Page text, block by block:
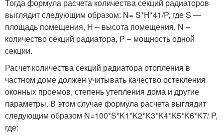
Тогда формула расчета количества секций радиаторов
выглядит следующим образом: N= S*H*41/P, где S —
площадь помещения, H – высота помещения, N –
количество секций радиатора, P – мощность одной
секции.
Расчет количества секций радиатора отопления в
частном доме должен учитывать качество остекления
оконных проемов, степень утепления дома и другие
параметры. В этом случае формула расчета выглядит
следующим образом N=100*S*K1*K2*K3*K4*K5*K6*K7/ P,
где: